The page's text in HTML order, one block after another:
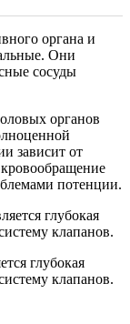
органа и
Они
сосуды
органов
зависит от
потенции.
глубокая
клапанов.